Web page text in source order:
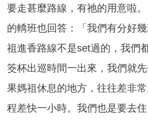
要走甚麼路線，有祂的用意啦
的轎班也回答：「我們有分好
祖進香路線不是set過的，我們
筊杯出巡時間一出來，我們就
果媽祖休息的地方，往往差非
程差快一小時。我們也是要去